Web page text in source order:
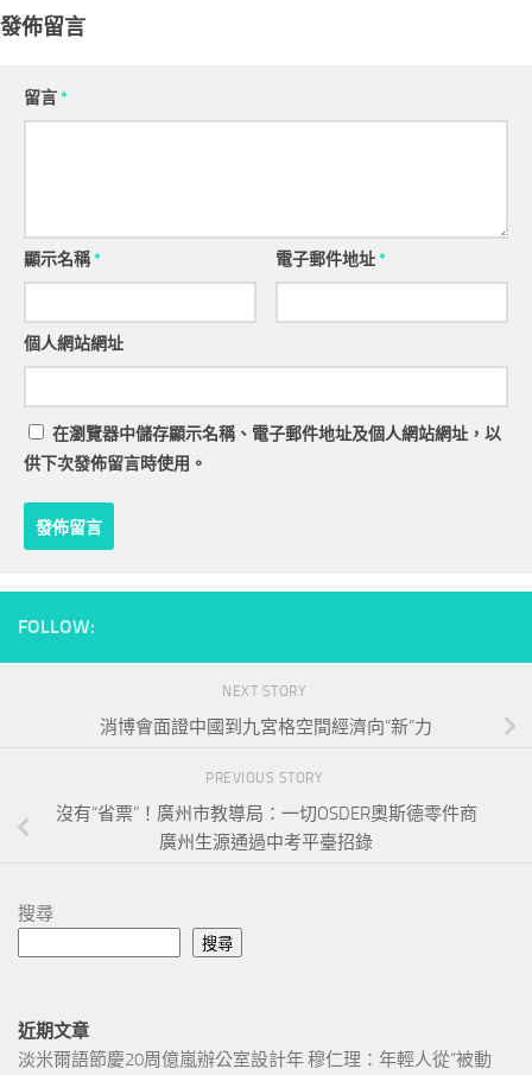
發佈留言
留言*
顯示名稱* 電子郵件地址*
個人網站網址
在瀏覽器中儲存顯示名稱、電子郵件地址及個人網站網址，以
供下次發佈留言時使用。
FOLLOW:
NEXT STORY
消博會面證中國到九宮格空間經濟向“新”力
PREVIOUS STORY
沒有“省票”！廣州市教導局：一切OSDER奧斯德零件商
廣州生源通過中考平臺招錄
搜尋
搜尋
近期文章
淡米爾語節慶20周億嵐辦公室設計年 穆仁理：年輕人從“被動